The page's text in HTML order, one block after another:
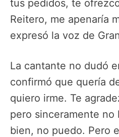
tus pedidos, te
Reitero, me apenaría
expresó la voz de
La cantante no dudó
confirmó que quería
quiero irme. Te
pero sinceramente no
bien, no puedo. Pero